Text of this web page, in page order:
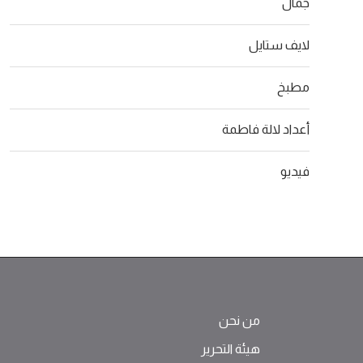
لايف ستايل
مطبخ
أعداد لالة فاطمة
فيديو
من نحن
هيئة التحرير